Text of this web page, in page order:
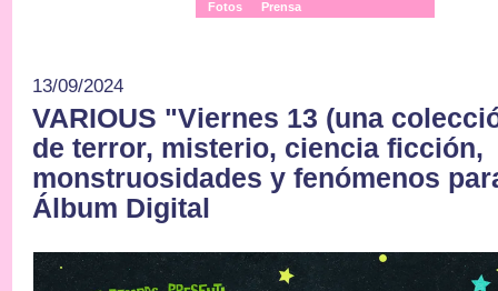
Fotos
Prensa
13/09/2024
VARIOUS "Viernes 13 (una
de terror, misterio, ciencia ficción,
monstruosidades y fenómenos
Álbum Digital